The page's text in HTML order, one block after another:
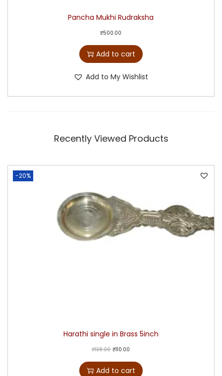
Pancha Mukhi Rudraksha
₹500.00
Add to cart
Add to My Wishlist
Recently Viewed Products
-20%
Harathi single in Brass 5inch
₹138.00 ₹110.00
Add to cart